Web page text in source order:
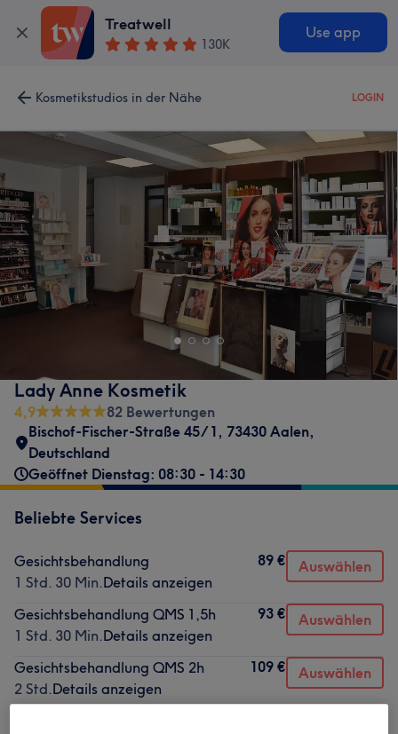
Treatwell
130K
Use app
Kosmetikstudios in der Nähe LOGIN
Lady Anne Kosmetik
4,9
82 Bewertungen
Bischof-Fischer-Straße 45/1, 73430 Aalen,
Deutschland
Geöffnet Dienstag: 08:30 - 14:30
Beliebte Services
Gesichtsbehandlung
1 Std. 30 Min.Details anzeigen
89 € Auswählen
Gesichtsbehandlung QMS 1,5h
1 Std. 30 Min.Details anzeigen
93 € Auswählen
Gesichtsbehandlung QMS 2h
2 Std.Details anzeigen
109 € Auswählen